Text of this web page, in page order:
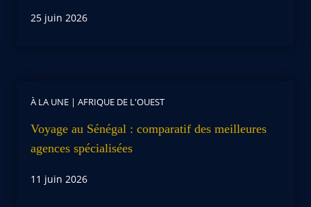
25 juin 2026
À LA UNE | AFRIQUE DE L'OUEST
Voyage au Sénégal : comparatif des meilleures
agences spécialisées
11 juin 2026